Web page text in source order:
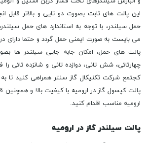
این پالت های ثابت بصورت دو تایی و بالاتر قابل
حمل سیلندر، با توجه به استاندارد های حمل
می بایست به صورت ایمنی حمل گردد و حتما دارای
پالت های حمل، امکان جابه جایی سیلندر ها
چهارتائی، شش تائی، دوازده تائی و شانزده تائی را
کجتمع شرکت تکنیکال گاز سنتر همراهی کنید تا به
پالت کپسول گاز در ارومیه با کیفیت بالا و
ارومیه مناسب اقدام کنید.
پالت سیلندر گاز در ارومیه